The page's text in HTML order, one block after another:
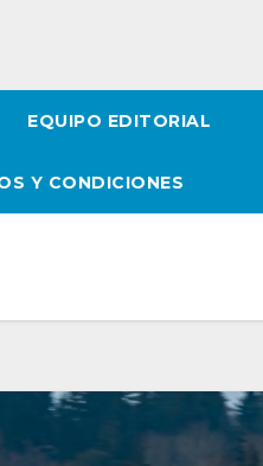
EQUIPO EDITORIAL
Y CONDICIONES